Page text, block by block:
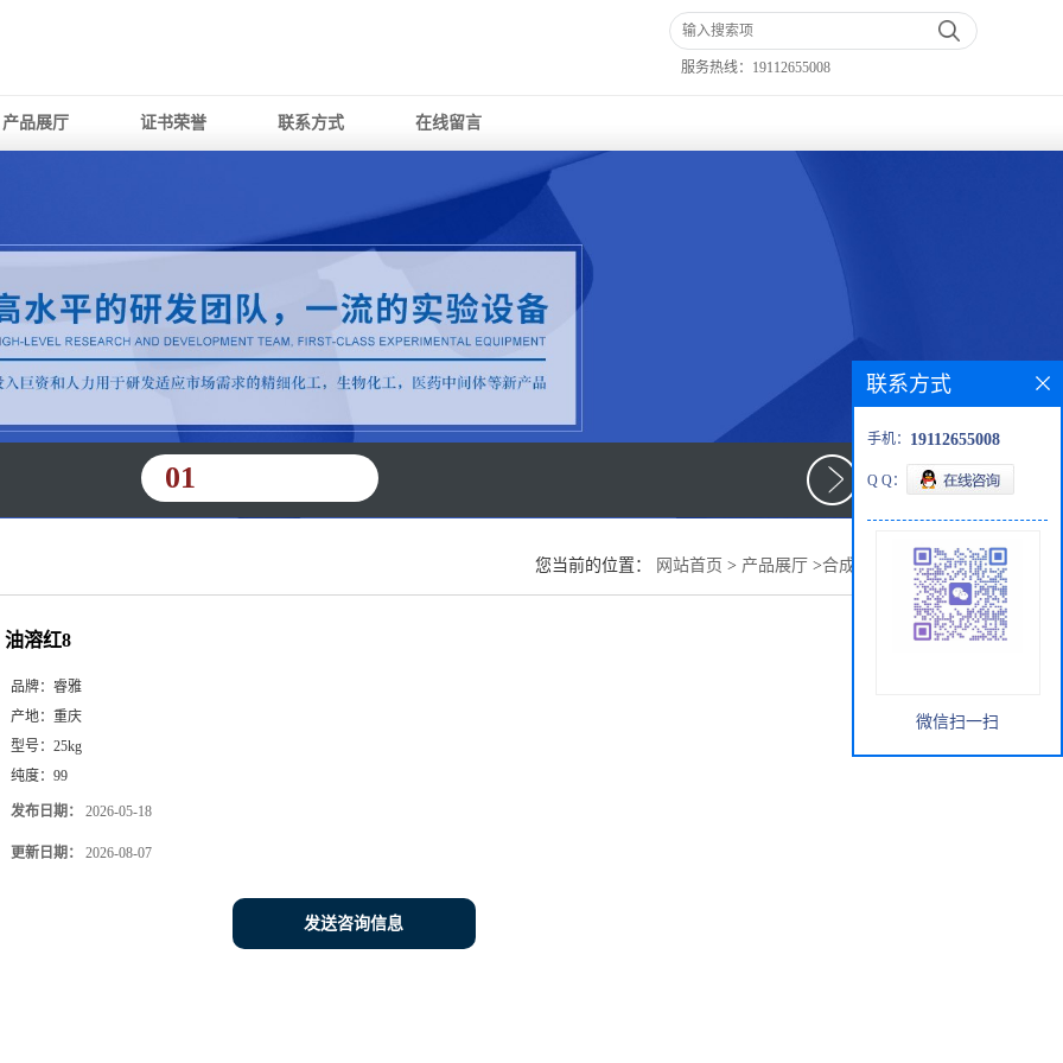
服务热线： 19112655008
产品展厅 证书荣誉 联系方式 在线留言
01
您当前的位置： 网站首页 > 产品展厅 >合成中间体 >油溶红8
油溶红8
品牌： 睿雅
产地： 重庆
型号： 25kg
纯度： 99
发布日期： 2026-05-18
更新日期： 2026-08-07
发送咨询信息
联系方式
手机： 19112655008
Q Q：
微信扫一扫